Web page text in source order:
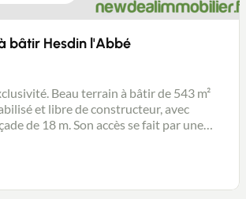
bâtir Hesdin l'Abbé
Beau terrain à bâtir de 543 m²
et libre de constructeur, avec
de 18 m. Son accès se fait par une
sécurité. Il est exposé Sud/Sud-Ouest
à l'arrière. Bien situé au calme, il